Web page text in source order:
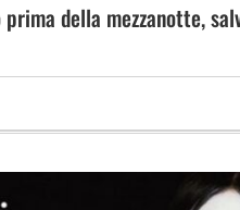
della mezzanotte,